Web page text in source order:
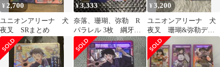
¥ 2,700
ユニオンアリーナ 犬
夜叉 SRまとめ
¥3,333
奈落、珊瑚、弥勒 R
パラレル 3枚 綱牙
SRパラレル 4枚まとめ
売り
¥3,200
ユニオンアリーナ 犬
夜叉 珊瑚&弥勒デッ
キパーツ SR